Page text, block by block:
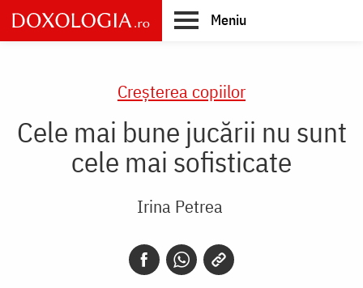
Skip
to
main
Meniu
Creşterea copiilor
Cele mai bune jucării nu sunt
cele mai sofisticate
Irina Petrea